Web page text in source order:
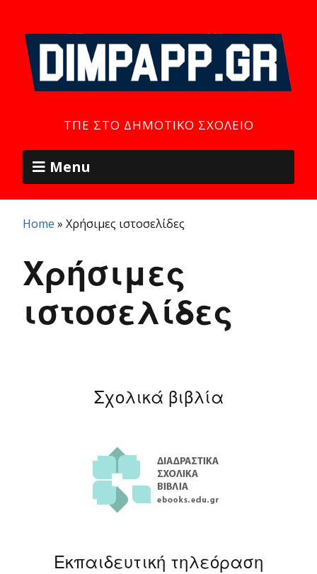
ΤΠΕ ΣΤΟ ΔΗΜΟΤΙΚΌ ΣΧΟΛΕΊΟ
Menu
Home » Χρήσιμες ιστοσελίδες
Χρήσιμες
ιστοσελίδες
Σχολικά βιβλία
Εκπαιδευτική τηλεόραση